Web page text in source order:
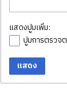
แสดงปูมเพิ่ม:
ปูมการตรวจ
แสดง